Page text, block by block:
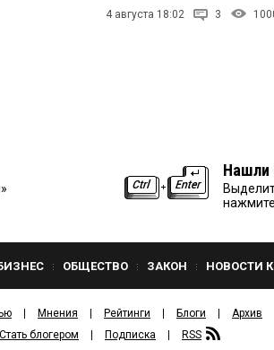
4 августа 18:02 3
Нашли
ОБЩЕСТВО ЗАКОН НОВОСТИ
Мнения Рейтинги Блоги
Архив
Стать блогером Подписка RSS